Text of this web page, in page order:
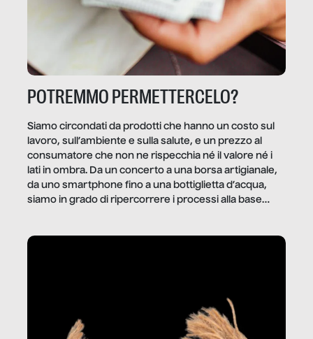
POTREMMO PERMETTERCELO?
Siamo circondati da prodotti che hanno un costo sul
lavoro, sull’ambiente e sulla salute, e un prezzo al
consumatore che non ne rispecchia né il valore né i
lati in ombra. Da un concerto a una borsa artigianale,
da uno smartphone fino a una bottiglietta d’acqua,
siamo in grado di ripercorrere i processi alla base
dietro gli oggetti e i servizi che fanno la nostra vita